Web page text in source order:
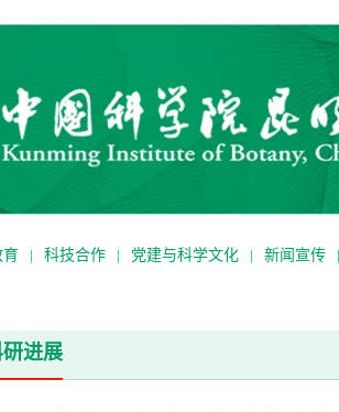
育 | 科技合作 | 党建与科学文化 | 新闻宣传 |
进展